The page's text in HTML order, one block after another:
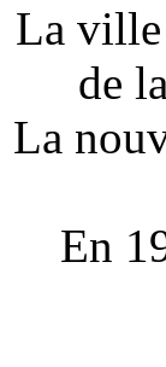
La ville
de
La
En